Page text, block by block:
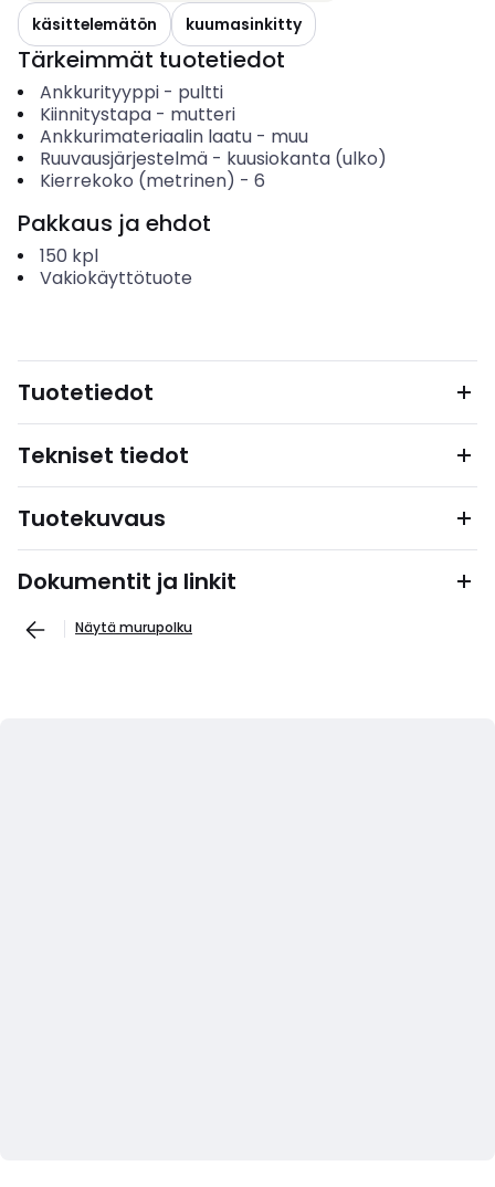
käsittelemätön
kuumasinkitty
Tärkeimmät tuotetiedot
Ankkurityyppi- pultti
Kiinnitystapa- mutteri
Ankkurimateriaalin laatu- muu
Ruuvausjärjestelmä- kuusiokanta (ulko)
Kierrekoko (metrinen) - 6
Pakkaus ja ehdot
150 kpl
Vakiokäyttötuote
Tuotetiedot
Tekniset tiedot
Tuotekuvaus
Dokumentit ja linkit
Näytä murupolku